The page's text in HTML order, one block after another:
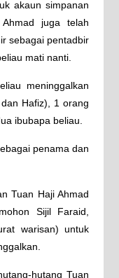
akaun simpanan
juga telah
sebagai pentadbir
mati nanti.
meninggalkan
Hafiz), 1 orang
ibubapa beliau.
penama dan
Tuan Haji Ahmad
Sijil Faraid,
warisan) untuk
hutang Tuan